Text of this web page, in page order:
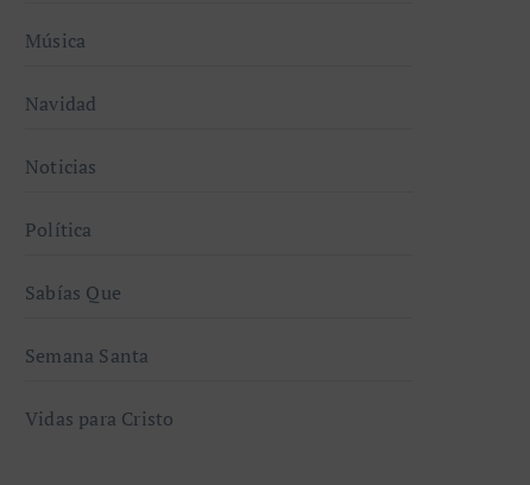
Música
Navidad
Noticias
Política
Sabías Que
Semana Santa
Vidas para Cristo